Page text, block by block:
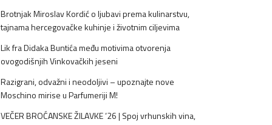
Brotnjak Miroslav Kordić o ljubavi prema kulinarstvu,
tajnama hercegovačke kuhinje i životnim ciljevima
Lik fra Didaka Buntića među motivima otvorenja
ovogodišnjih Vinkovačkih jeseni
Razigrani, odvažni i neodoljivi – upoznajte nove
Moschino mirise u Parfumeriji M!
VEČER BROĆANSKE ŽILAVKE ’26 | Spoj vrhunskih vina,